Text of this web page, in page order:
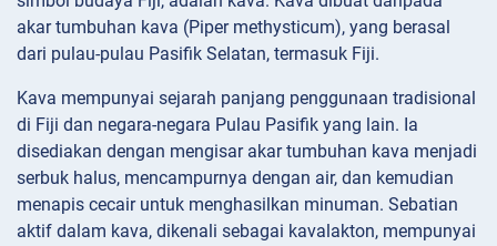
akar tumbuhan kava (Piper methysticum), yang berasal
dari pulau-pulau Pasifik Selatan, termasuk Fiji.
Kava mempunyai sejarah panjang penggunaan tradisional
di Fiji dan negara-negara Pulau Pasifik yang lain. Ia
disediakan dengan mengisar akar tumbuhan kava menjadi
serbuk halus, mencampurnya dengan air, dan kemudian
menapis cecair untuk menghasilkan minuman. Sebatian
aktif dalam kava, dikenali sebagai kavalakton, mempunyai